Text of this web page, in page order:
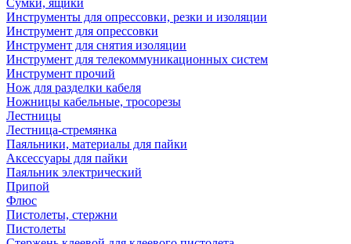
Сумки, ящики
Инструменты для опрессовки, резки и изоляции
Инструмент для опрессовки
Инструмент для снятия изоляции
Инструмент для телекоммуникационных систем
Инструмент прочий
Нож для разделки кабеля
Ножницы кабельные, тросорезы
Лестницы
Лестница-стремянка
Паяльники, материалы для пайки
Аксессуары для пайки
Паяльник электрический
Припой
Флюс
Пистолеты, стержни
Пистолеты